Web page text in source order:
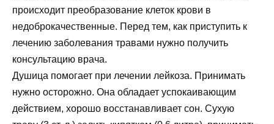
происходит преобразование клеток крови в
недоброкачественные. Перед тем, как приступить к
лечению заболевания травами нужно получить
консультацию врача.
Душица помогает при лечении лейкоза. Принимать
нужно осторожно. Она обладает успокаивающим
действием, хорошо восстанавливает сон. Сухую